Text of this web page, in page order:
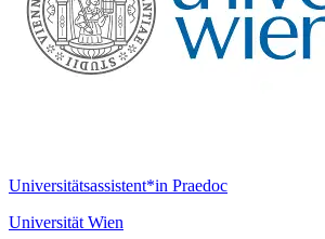
Universitätsassistent*in Praedoc
Universität Wien